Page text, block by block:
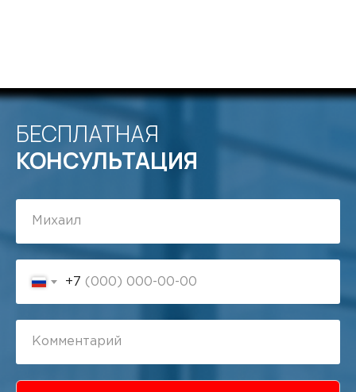
БЕСПЛАТНАЯ
КОНСУЛЬТАЦИЯ
+7